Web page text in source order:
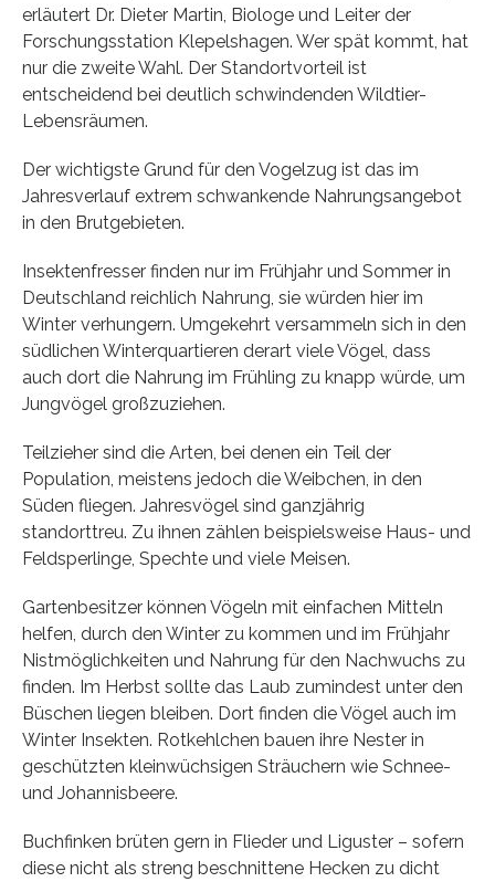
erläutert Dr. Dieter Martin, Biologe und Leiter der
Forschungsstation Klepelshagen. Wer spät kommt, hat
nur die zweite Wahl. Der Standortvorteil ist
entscheidend bei deutlich schwindenden Wildtier-
Lebensräumen.
Der wichtigste Grund für den Vogelzug ist das im
Jahresverlauf extrem schwankende Nahrungsangebot
in den Brutgebieten.
Insektenfresser finden nur im Frühjahr und Sommer in
Deutschland reichlich Nahrung, sie würden hier im
Winter verhungern. Umgekehrt versammeln sich in den
südlichen Winterquartieren derart viele Vögel, dass
auch dort die Nahrung im Frühling zu knapp würde, um
Jungvögel großzuziehen.
Teilzieher sind die Arten, bei denen ein Teil der
Population, meistens jedoch die Weibchen, in den
Süden fliegen. Jahresvögel sind ganzjährig
standorttreu. Zu ihnen zählen beispielsweise Haus- und
Feldsperlinge, Spechte und viele Meisen.
Gartenbesitzer können Vögeln mit einfachen Mitteln
helfen, durch den Winter zu kommen und im Frühjahr
Nistmöglichkeiten und Nahrung für den Nachwuchs zu
finden. Im Herbst sollte das Laub zumindest unter den
Büschen liegen bleiben. Dort finden die Vögel auch im
Winter Insekten. Rotkehlchen bauen ihre Nester in
geschützten kleinwüchsigen Sträuchern wie Schnee-
und Johannisbeere.
Buchfinken brüten gern in Flieder und Liguster – sofern
diese nicht als streng beschnittene Hecken zu dicht